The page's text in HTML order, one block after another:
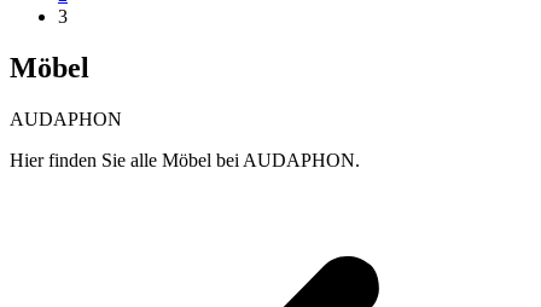
3
Möbel
AUDAPHON
Hier finden Sie alle Möbel bei AUDAPHON.